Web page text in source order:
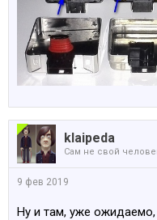
klaipeda
Сам не свой
9 фев 2019
Ну и там, уже ожидаемо,